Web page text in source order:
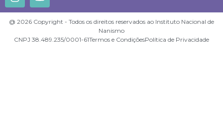
@ 2026 Copyright - Todos os direitos reservados ao Instituto Nacional de
Nanismo
CNPJ 38.489.235/0001-61Termos e CondiçõesPolítica de Privacidade